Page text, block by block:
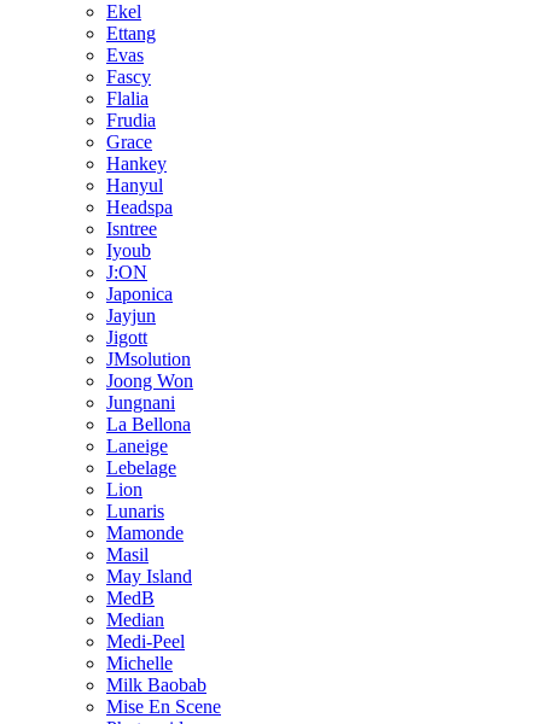
Ekel
Ettang
Evas
Fascy
Flalia
Frudia
Grace
Hankey
Hanyul
Headspa
Isntree
Iyoub
J:ON
Japonica
Jayjun
Jigott
JMsolution
Joong Won
Jungnani
La Bellona
Laneige
Lebelage
Lion
Lunaris
Mamonde
Masil
May Island
MedB
Median
Medi-Peel
Michelle
Milk Baobab
Mise En Scene